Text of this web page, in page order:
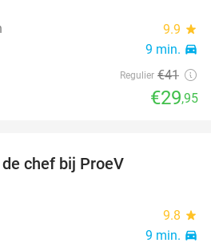
9.9 star
9 min. directions_car
Regulier €41
€29,95
chef bij ProeV
9.8 star
9 min. directions_car